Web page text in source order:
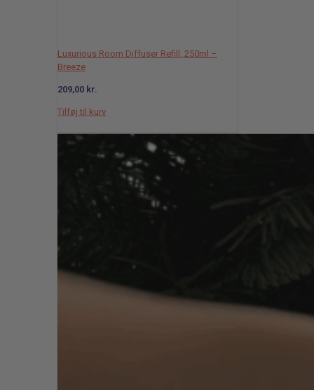
Luxurious Room Diffuser Refill, 250ml –
Breeze
209,00 kr.
Tilføj til kurv